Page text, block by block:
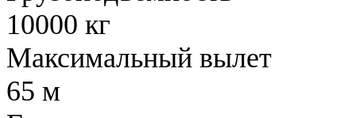
10000 кг
Максимальный вылет
65 м